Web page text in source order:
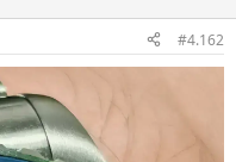
#4.162